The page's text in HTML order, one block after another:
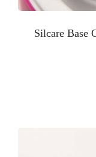
Silcare Base